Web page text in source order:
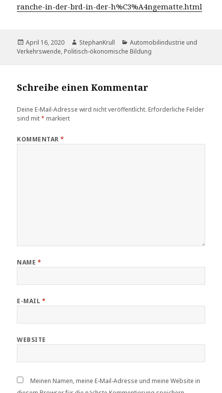
ranche-in-der-brd-in-der-h%C3%A4ngematte.html
Veröffentlicht
am
April 16, 2020 Autor
StephanKrull Kategorien
Automobilindustrie und
Verkehrswende, Politisch-ökonomische Bildung
Schreibe einen Kommentar
Deine E-Mail-Adresse wird nicht veröffentlicht. Erforderliche Felder
sind mit* markiert
KOMMENTAR*
NAME *
E-MAIL *
WEBSITE
Meinen Namen, meine E-Mail-Adresse und meine Website in